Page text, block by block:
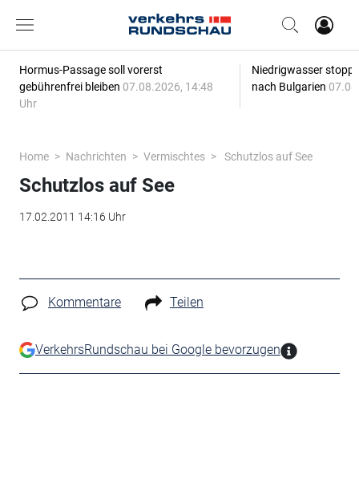
Hormus-Passage soll vorerst
gebührenfrei bleiben 07.08.2026, 14:48
Uhr
Niedrigwasser
nach Bulgarien
Home Nachrichten Vermischtes Schutzlos auf See
Schutzlos auf See
17.02.2011 14:16 Uhr
Kommentare Teilen
VerkehrsRundschau bei Google bevorzugen